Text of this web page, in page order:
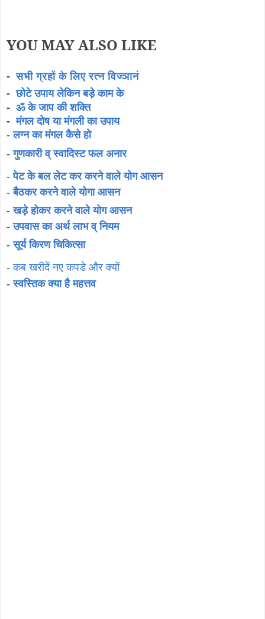
YOU MAY ALSO LIKE
-सभी ग्रहों के लिए रत्न विज्ञानं
- छोटे उपाय लेकिन बड़े काम के
- ॐ के जाप की शक्ति
- मंगल दोष या मंगली का उपाय
-लग्न का मंगल कैसे हो
-गुणकारी व् स्वादिस्ट फल अनार
-पेट के बल लेट कर करने वाले योग आसन
-बैठकर करने वाले योगा आसन
-खड़े होकर करने वाले योग आसन
-उपवास का अर्थ लाभ व् नियम
-सूर्य किरण चिकित्सा
-कब खरीदें नए कपडे और क्यों
-स्वस्तिक क्या है महत्तव